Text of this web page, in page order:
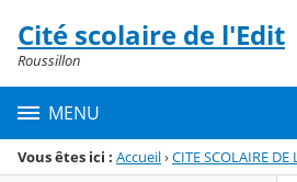
Menu de la rubrique
Contenu
Cité scolaire de l'Edit
Roussillon
MENU
Vous êtes ici : Accueil›CITE SCOLAIRE DE